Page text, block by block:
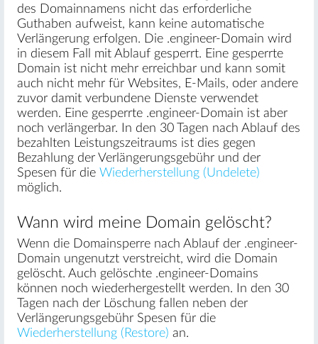
des Domainnamens nicht das erforderliche
Guthaben aufweist, kann keine automatische
Verlängerung erfolgen. Die .engineer-Domain wird
in diesem Fall mit Ablauf gesperrt. Eine gesperrte
Domain ist nicht mehr erreichbar und kann somit
auch nicht mehr für Websites, E-Mails, oder andere
zuvor damit verbundene Dienste verwendet
werden. Eine gesperrte .engineer-Domain ist aber
noch verlängerbar. In den 30 Tagen nach Ablauf des
bezahlten Leistungszeitraums ist dies gegen
Bezahlung der Verlängerungsgebühr und der
Spesen für die Wiederherstellung (Undelete)
möglich.
Wann wird meine Domain gelöscht?
Wenn die Domainsperre nach Ablauf der .engineer-
Domain ungenutzt verstreicht, wird die Domain
gelöscht. Auch gelöschte .engineer-Domains
können noch wiederhergestellt werden. In den 30
Tagen nach der Löschung fallen neben der
Verlängerungsgebühr Spesen für die
Wiederherstellung (Restore) an.